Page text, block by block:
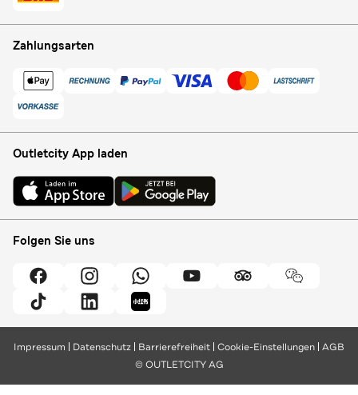
Zahlungsarten
Outletcity App laden
Folgen Sie uns
Impressum Datenschutz Barrierefreiheit Cookie-Einstellungen AGB
© OUTLETCITY AG